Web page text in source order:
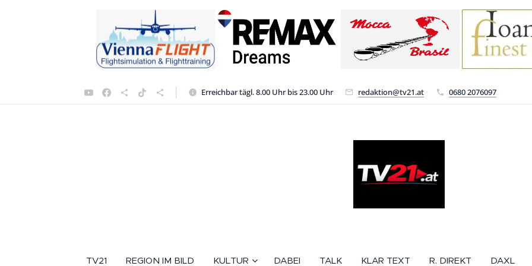
Erreichbar tägl. 8.00 Uhr bis 23.00 Uhr redaktion@tv21.at 0680 2076097
TV21 REGION IM BILD KULTUR DABEI TALK KLAR TEXT R. DIREKT DAXL